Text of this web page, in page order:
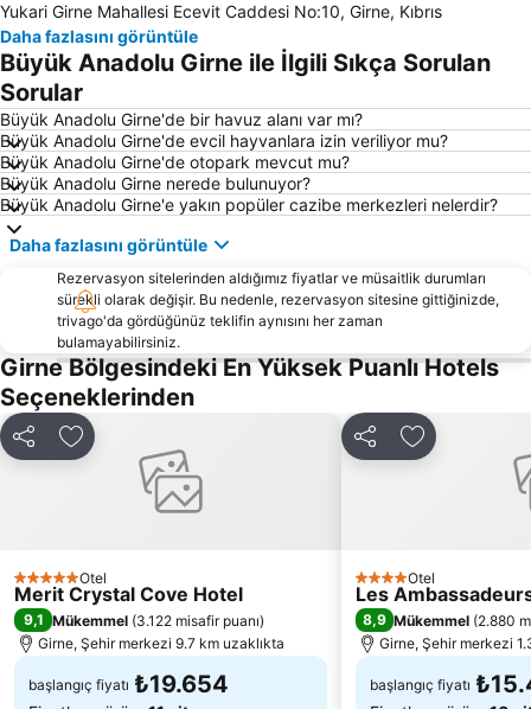
St Hilarion
Agios Mamas
Agioi Anargiri
Agios Thomas
Culture Centre Skali
Ayia Anna
Makario Stadium
Makariou Avenue
Boxing Day
Yukari Girne Mahallesi Ecevit Caddesi No:10, Girne, Kıbrıs
Daha fazlasını görüntüle
Büyük Anadolu Girne ile İlgili Sıkça Sorulan
Sorular
Büyük Anadolu Girne'de bir havuz alanı var mı?
Büyük Anadolu Girne'de evcil hayvanlara izin veriliyor mu?
Büyük Anadolu Girne'de otopark mevcut mu?
Büyük Anadolu Girne nerede bulunuyor?
Büyük Anadolu Girne'e yakın popüler cazibe merkezleri nelerdir?
Daha fazlasını görüntüle
Rezervasyon sitelerinden aldığımız fiyatlar ve müsaitlik durumları
sürekli olarak değişir. Bu nedenle, rezervasyon sitesine gittiğinizde,
trivago'da gördüğünüz teklifin aynısını her zaman
bulamayabilirsiniz.
Girne Bölgesindeki En Yüksek Puanlı Hotels
Seçeneklerinden
Paylaş Favorilerime ekle
5 Yıldız Otel
Merit Crystal Cove Hotel
9,1 Mükemmel (3.122 misafir puanı)
Girne, Şehir merkezi 9.7 km uzaklıkta
başlangıç fiyatı ₺19.654
Paylaş Favorilerime
4 YıldızOtel
Les
8,9 Mükemmel (2.880
Girne, Şehir merkezi
başlangıç fiyatı